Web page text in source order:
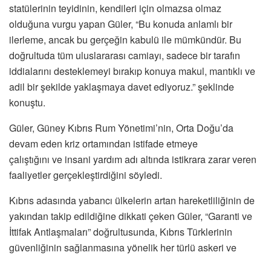
statülerinin teyidinin, kendileri için olmazsa olmaz
olduğuna vurgu yapan Güler, “Bu konuda anlamlı bir
ilerleme, ancak bu gerçeğin kabulü ile mümkündür. Bu
doğrultuda tüm uluslararası camiayı, sadece bir tarafın
iddialarını desteklemeyi bırakıp konuya makul, mantıklı ve
adil bir şekilde yaklaşmaya davet ediyoruz.” şeklinde
konuştu.
Güler, Güney Kıbrıs Rum Yönetimi’nin, Orta Doğu’da
devam eden kriz ortamından istifade etmeye
çalıştığını ve insani yardım adı altında istikrara zarar veren
faaliyetler gerçekleştirdiğini söyledi.
Kıbrıs adasında yabancı ülkelerin artan hareketliliğinin de
yakından takip edildiğine dikkati çeken Güler, “Garanti ve
İttifak Antlaşmaları” doğrultusunda, Kıbrıs Türklerinin
güvenliğinin sağlanmasına yönelik her türlü askeri ve